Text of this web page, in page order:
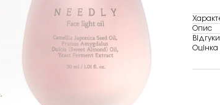
Опис
Відгуки
Оцінка